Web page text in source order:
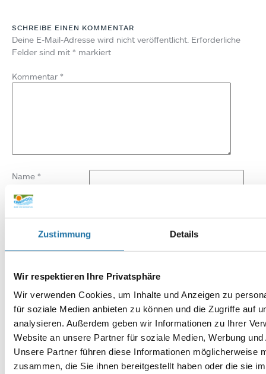
Zustimmung Details
Wir respektieren Ihre Privatsphäre
Wir verwenden Cookies, um Inhalte und Anzeigen zu
für soziale Medien anbieten zu können und die Zugriffe auf
analysieren. Außerdem geben wir Informationen zu Ihrer
Website an unsere Partner für soziale Medien, Werbung
Unsere Partner führen diese Informationen möglicherweise
zusammen, die Sie ihnen bereitgestellt haben oder die sie
SCHREIBE EINEN KOMMENTAR
Deine E-Mail-Adresse wird nicht veröffentlicht. Erforderliche
Felder sind mit * markiert
Kommentar *
Name *
E-Mail-Adresse
Website